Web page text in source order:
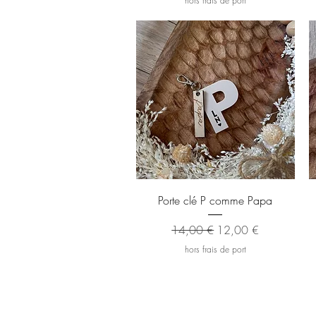
Aperçu rapide
Porte clé P comme Papa
Prix original
14,00 € Prix promotionnel
12,00 €
hors frais de port